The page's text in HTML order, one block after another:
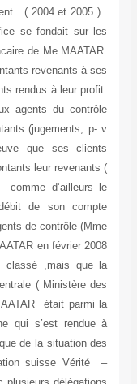
( 2004 et 2005 ) .
se fondait sur les
de Me MAATAR
revenants à ses
rendus à leur profit.
agents du contrôle
(jugements, p- v
que ses clients
leur revenants (
d’ailleurs le
de son compte
de contrôle (Mme
en février 2008
classé ,mais que la
( Ministère des
était parmi la
qui s’est rendue à
de la situation des
suisse Vérité –